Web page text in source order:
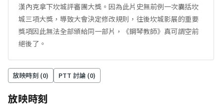
漢內克拿下坎城評審團大獎。因為此片史無前例一次囊括坎
城三項大獎，導致大會決定修改規則，往後坎城影展的重要
獎項因此無法全部頒給同一部片，《鋼琴教師》真可謂空前
絕後了。
放映時刻 (0) PTT 討論 (0)
放映時刻